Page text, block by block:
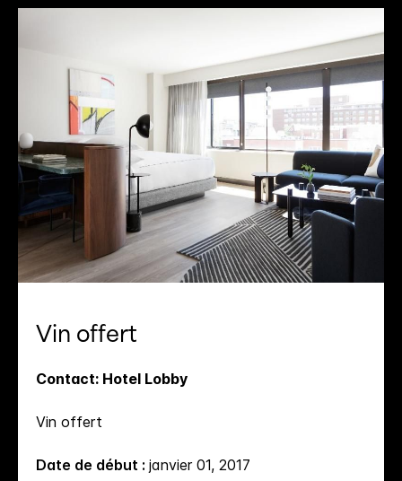
Slide
Vin offert
Contact: Hotel Lobby
Vin offert
Date de début : janvier 01, 2017